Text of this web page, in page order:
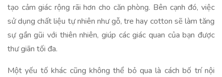
tạo cảm giác rộng rãi hơn cho căn phòng. Bên cạnh đó, việc
sử dụng chất liệu tự nhiên như gỗ, tre hay cotton sẽ làm tăng
sự gần gũi với thiên nhiên, giúp các giác quan của bạn được
thư giãn tối đa.
Một yếu tố khác cũng không thể bỏ qua là cách bố trí nội